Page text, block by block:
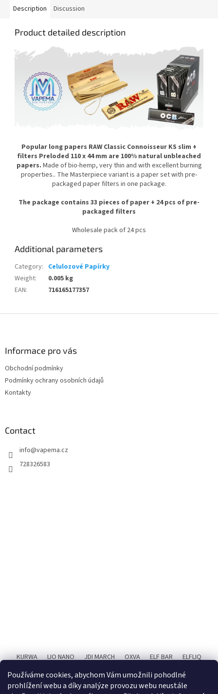
Používáme cookies, abychom Vám umožnili pohodlné
prohlížení webu a díky analýze provozu webu neustále
Description Discussion
Product detailed description
Popular long papers RAW Classic Connoisseur KS slim +
filters Preloded 110 x 44 mm are 100% natural unbleached
papers. Made of bio-hemp, very thin and with excellent burning
properties.. The Masterpiece variant is a paper set with pre-
packaged paper filters in one package.
The package contains 33 pieces of paper + 24 pcs of pre-
packaged filters
Wholesale pack of 24 pcs
Additional parameters
Category: Celulozové Papírky
Weight:
0.005 kg
EAN: 716165177357
Informace pro vás
Obchodní podmínky
Podmínky ochrany osobních údajů
Kontakty
Contact
info@vapema.cz
728326583
KURWA LIO NANO JDI MARCH OXVA ELF BAR
ELFLIQ
SYX BAR
RITCHY POPIČ! X4 BAR JUICE